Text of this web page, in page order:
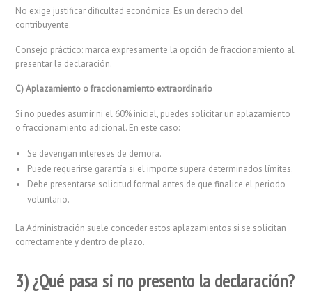
No exige justificar dificultad económica. Es un derecho del
contribuyente.
Consejo práctico: marca expresamente la opción de fraccionamiento al
presentar la declaración.
C) Aplazamiento o fraccionamiento extraordinario
Si no puedes asumir ni el 60% inicial, puedes solicitar un aplazamiento
o fraccionamiento adicional. En este caso:
Se devengan intereses de demora.
Puede requerirse garantía si el importe supera determinados límites.
Debe presentarse solicitud formal antes de que finalice el periodo
voluntario.
La Administración suele conceder estos aplazamientos si se solicitan
correctamente y dentro de plazo.
3) ¿Qué pasa si no presento la declaración?